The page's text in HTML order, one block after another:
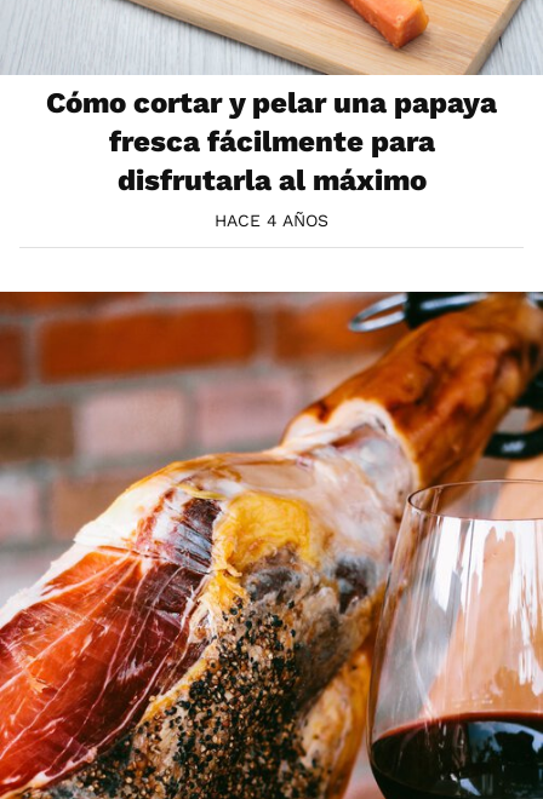
Cómo cortar y pelar una papaya
fresca fácilmente para
disfrutarla al máximo
HACE 4 AÑOS